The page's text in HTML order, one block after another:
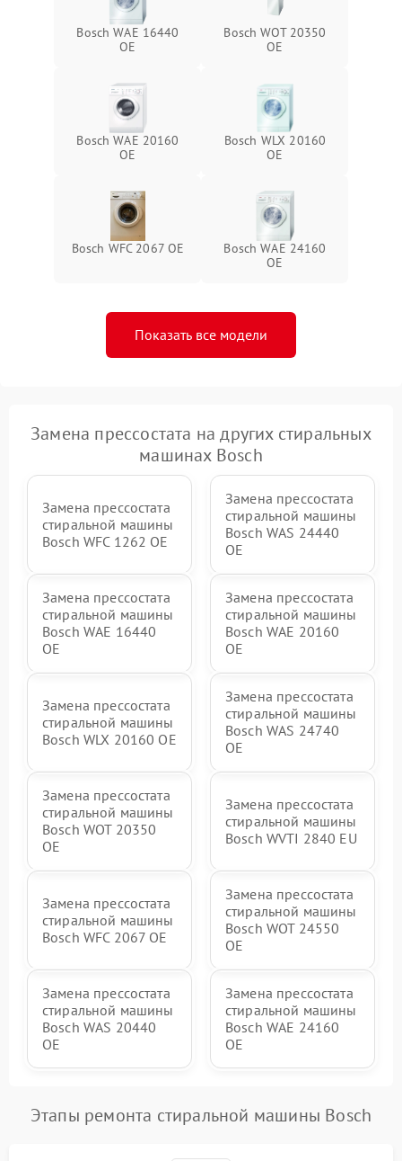
Bosch WAE 16440
OE
Bosch WOT 20350
OE
Bosch WAE 20160
OE
Bosch WLX 20160
OE
Bosch WFC 2067 OE
Bosch WAE 24160
OE
Показать все модели
Замена прессостата на других стиральных
машинах Bosch
Замена прессостата
стиральной машины
Bosch WFC 1262 OE
Замена прессостата
стиральной машины
Bosch WAS 24440
OE
Замена прессостата
стиральной машины
Bosch WAE 16440
OE
Замена прессостата
стиральной машины
Bosch WAE 20160
OE
Замена прессостата
стиральной машины
Bosch WLX 20160 OE
Замена прессостата
стиральной машины
Bosch WAS 24740
OE
Замена прессостата
стиральной машины
Bosch WOT 20350
OE
Замена прессостата
стиральной машины
Bosch WVTI 2840 EU
Замена прессостата
стиральной машины
Bosch WFC 2067 OE
Замена прессостата
стиральной машины
Bosch WOT 24550
OE
Замена прессостата
стиральной машины
Bosch WAS 20440
OE
Замена прессостата
стиральной машины
Bosch WAE 24160
OE
Этапы ремонта стиральной машины Bosch